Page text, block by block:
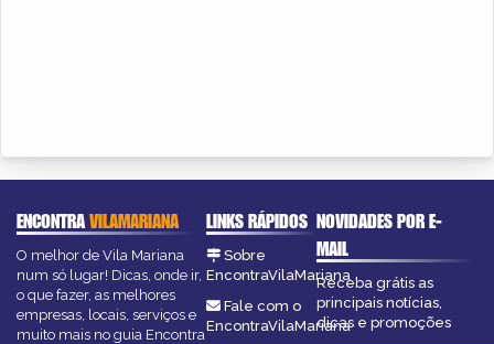
ENCONTRAVILAMARIANA
O melhor de Vila Mariana
num só lugar! Dicas, onde ir,
o que fazer, as melhores
empresas, locais, serviços e
muito mais no guia Encontra
LINKS RÁPIDOS
Sobre
EncontraVilaMariana
Fale com o
EncontraVilaMariana
NOVIDADES POR E-
MAIL
Receba grátis as
principais notícias,
dicas e promoções